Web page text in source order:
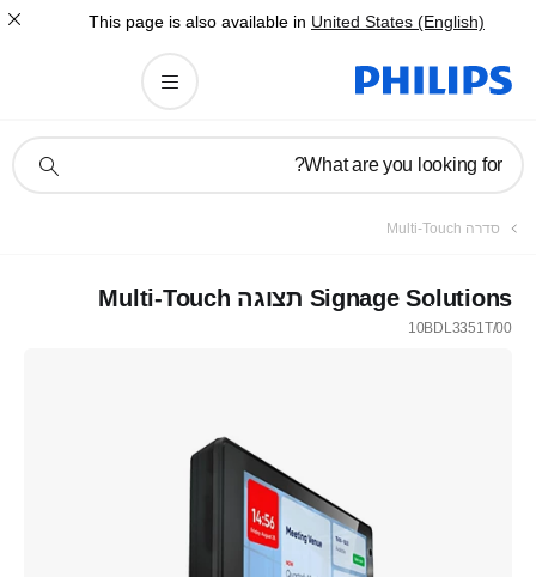
This page is also available in United States (English)
בסמל
What are you looking for?
סדרה Multi-Touch
Signage Solutions תצוגה Multi-Touch
10BDL3351T/00